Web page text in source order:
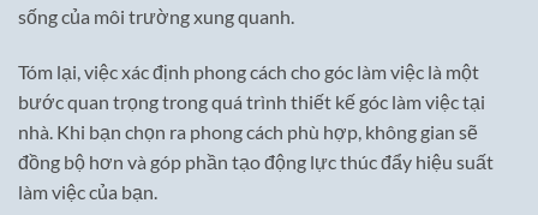
sống của môi trường xung quanh.
Tóm lại, việc xác định phong cách cho góc làm việc là một
bước quan trọng trong quá trình thiết kế góc làm việc tại
nhà. Khi bạn chọn ra phong cách phù hợp, không gian sẽ
đồng bộ hơn và góp phần tạo động lực thúc đẩy hiệu suất
làm việc của bạn.